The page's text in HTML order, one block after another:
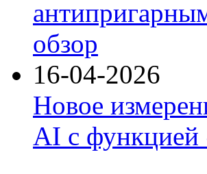
обзор
16-04-2026
Новое
AI с функцией